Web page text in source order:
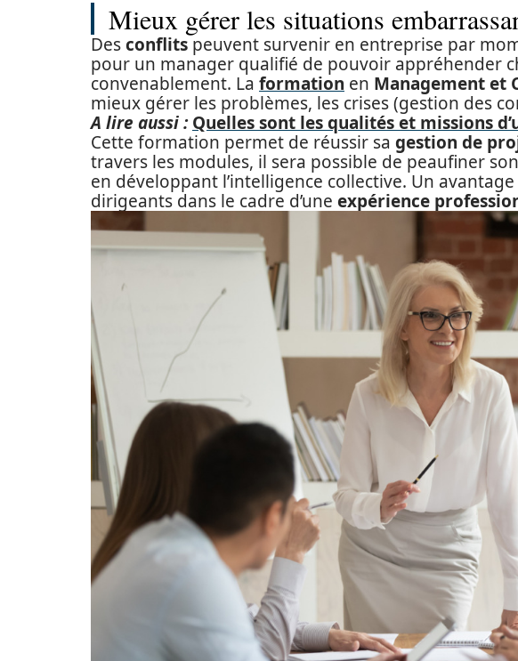
Mieux gérer les situations
Desconflits peuvent survenir en entreprise par
pour un manager qualifié de pouvoir appréhender
convenablement. La formation en Management et
mieux gérer les problèmes, les crises (gestion des
A lire aussi : Quelles sont les qualités et missions
Cette formation permet de réussir sa gestion de
travers les modules, il sera possible de peaufiner
en développant l’intelligence collective. Un
dirigeants dans le cadre d’une expérience